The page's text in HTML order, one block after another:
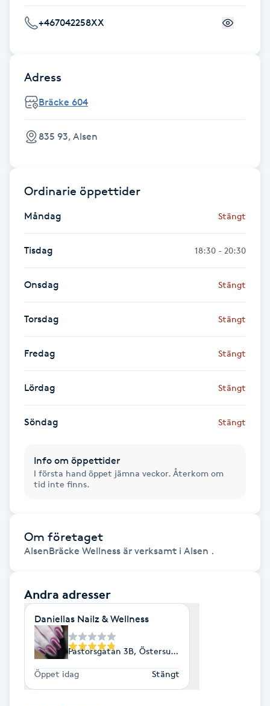
Faceliftmassage
Fet hårbotten
Fettreducering
Fillers
Fotmassage
Fotsvamp
Fotvård
Fransar
Fransborttagning
Fransfärgning
Fransförlängning Megavolym
Fransförlängning Volym
Fransk manikyr
Frekvensterapi
Friskvård
Friskvårdsmassage
+467042258XX
Adress
Bräcke 604
835 93, Alsen
Ordinarie öppettider
Måndag Stängt
Tisdag 18:30 - 20:30
Onsdag Stängt
Torsdag Stängt
Fredag Stängt
Lördag Stängt
Söndag Stängt
Info om öppettider
I första hand öppet jämna veckor. Återkom om
tid inte finns.
Om företaget
AlsenBräcke Wellness är verksamt i Alsen .
Andra adresser
Daniellas Nailz & Wellness
Pastorsgatan 3B, Östersund
Öppet idag Stängt